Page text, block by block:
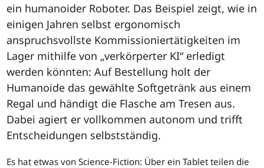
ein humanoider Roboter. Das Beispiel zeigt, wie in
einigen Jahren selbst ergonomisch
anspruchsvollste Kommissioniertätigkeiten im
Lager mithilfe von „verkörperter KI“ erledigt
werden könnten: Auf Bestellung holt der
Humanoide das gewählte Softgetränk aus einem
Regal und händigt die Flasche am Tresen aus.
Dabei agiert er vollkommen autonom und trifft
Entscheidungen selbstständig.
Es hat etwas von Science-Fiction: Über ein Tablet teilen die